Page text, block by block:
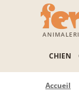
CHIEN
Accueil